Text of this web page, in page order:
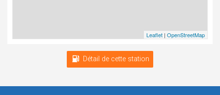
Leaflet | OpenStreetMap
Détail de cette station